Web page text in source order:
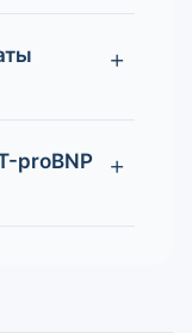
proBNP